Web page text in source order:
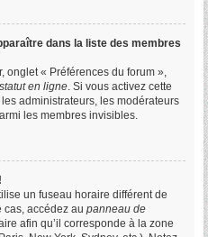
dans la liste des membres
onglet « Préférences du forum »,
en ligne. Si vous activez cette
administrateurs, les modérateurs
les membres invisibles.
un fuseau horaire différent de
cas, accédez au panneau de
afin qu’il corresponde à la zone